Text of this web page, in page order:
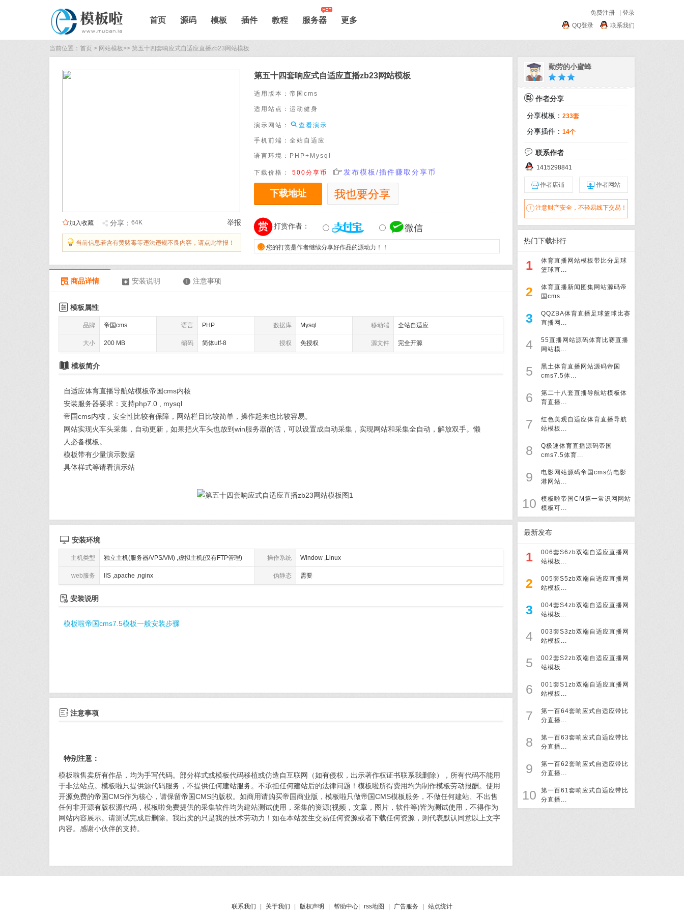
首页 源码 模板 插件 教程 服务器 更多
免费注册
登录
QQ登录
联系我们
当前位置： 首页 > 网站模板>> 第五十四套响应式自适应直播zb23网站模板
加入收藏 分享： 64K 举报
当前信息若含有黄赌毒等违法违规不良内容，请点此举报！
第五十四套响应式自适应直播zb23网站模板
适用版本： 帝国cms
适用站点： 运动健身
演示网站：  查看演示
手机前端： 全站自适应
语言环境： PHP+Mysql
下载价格： 500分享币  发布模板/插件赚取分享币
下载地址 我也要分享
打赏作者：  微信
 您的打赏是作者继续分享好作品的源动力！！
 商品详情  安装说明  注意事项
 模板属性
品牌 帝国cms 语言 PHP 数据库 Mysql 移动端 全站自适应
大小 200 MB 编码 简体utf-8 授权 免授权 源文件 完全开源
 模板简介
自适应体育直播导航站模板帝国cms内核
安装服务器要求：支持php7.0 , mysql
帝国cms内核，安全性比较有保障，网站栏目比较简单，操作起来也比较容易。
网站实现火车头采集，自动更新，如果把火车头也放到win服务器的话，可以设置成自动采集，实现网站和采集全自动，解放双手。懒
人必备模板。
模板带有少量演示数据
具体样式等请看演示站
 安装环境
主机类型 独立主机(服务器/VPS/VM) ,虚拟主机(仅有FTP管理) 操作系统 Window ,Linux
web服务 IIS ,apache ,nginx 伪静态 需要
 安装说明
模板啦帝国cms7.5模板一般安装步骤
 注意事项
特别注意：
模板啦售卖所有作品，均为手写代码。部分样式或模板代码移植或仿造自互联网（如有侵权，出示著作权证书联系我删除），所有代码不能用
于非法站点。模板啦只提供源代码服务，不提供任何建站服务。不承担任何建站后的法律问题！模板啦所得费用均为制作模板劳动报酬。使用
开源免费的帝国CMS作为核心，请保留帝国CMS的版权。如商用请购买帝国商业版，模板啦只做帝国CMS模板服务，不做任何建站、不出售
任何非开源有版权源代码，模板啦免费提供的采集软件均为建站测试使用，采集的资源(视频，文章，图片，软件等)皆为测试使用，不得作为
网站内容展示。请测试完成后删除。我出卖的只是我的技术劳动力！如在本站发生交易任何资源或者下载任何资源，则代表默认同意以上文字
内容。感谢小伙伴的支持。
勤劳的小蜜蜂
 作者分享
分享模板： 233套
分享插件： 14个
 联系作者
1415298841
作者店铺  作者网站
注意财产安全，不轻易线下交易！
热门下载排行
1
体育直播网站模板带比分足球
篮球直...
2
体育直播新闻图集网站源码帝
国cms...
3
QQZBA体育直播足球篮球比赛
直播网...
4
55直播网站源码体育比赛直播
网站模...
5
黑土体育直播网站源码帝国
cms7.5体...
6
第二十八套直播导航站模板体
育直播...
7
红色美观自适应体育直播导航
站模板...
8
Q极速体育直播源码帝国
cms7.5体育...
9
电影网站源码帝国cms仿电影
港网站...
10
模板啦帝国CM第一常识网网站
模板可...
最新发布
1
006套S6zb双端自适应直播网
站模板...
2
005套S5zb双端自适应直播网
站模板...
3
004套S4zb双端自适应直播网
站模板...
4
003套S3zb双端自适应直播网
站模板...
5
002套S2zb双端自适应直播网
站模板...
6
001套S1zb双端自适应直播网
站模板...
7
第一百64套响应式自适应带比
分直播...
8
第一百63套响应式自适应带比
分直播...
9
第一百62套响应式自适应带比
分直播...
10
第一百61套响应式自适应带比
分直播...
联系我们 关于我们 版权声明 帮助中心 rss地图 广告服务 站点统计